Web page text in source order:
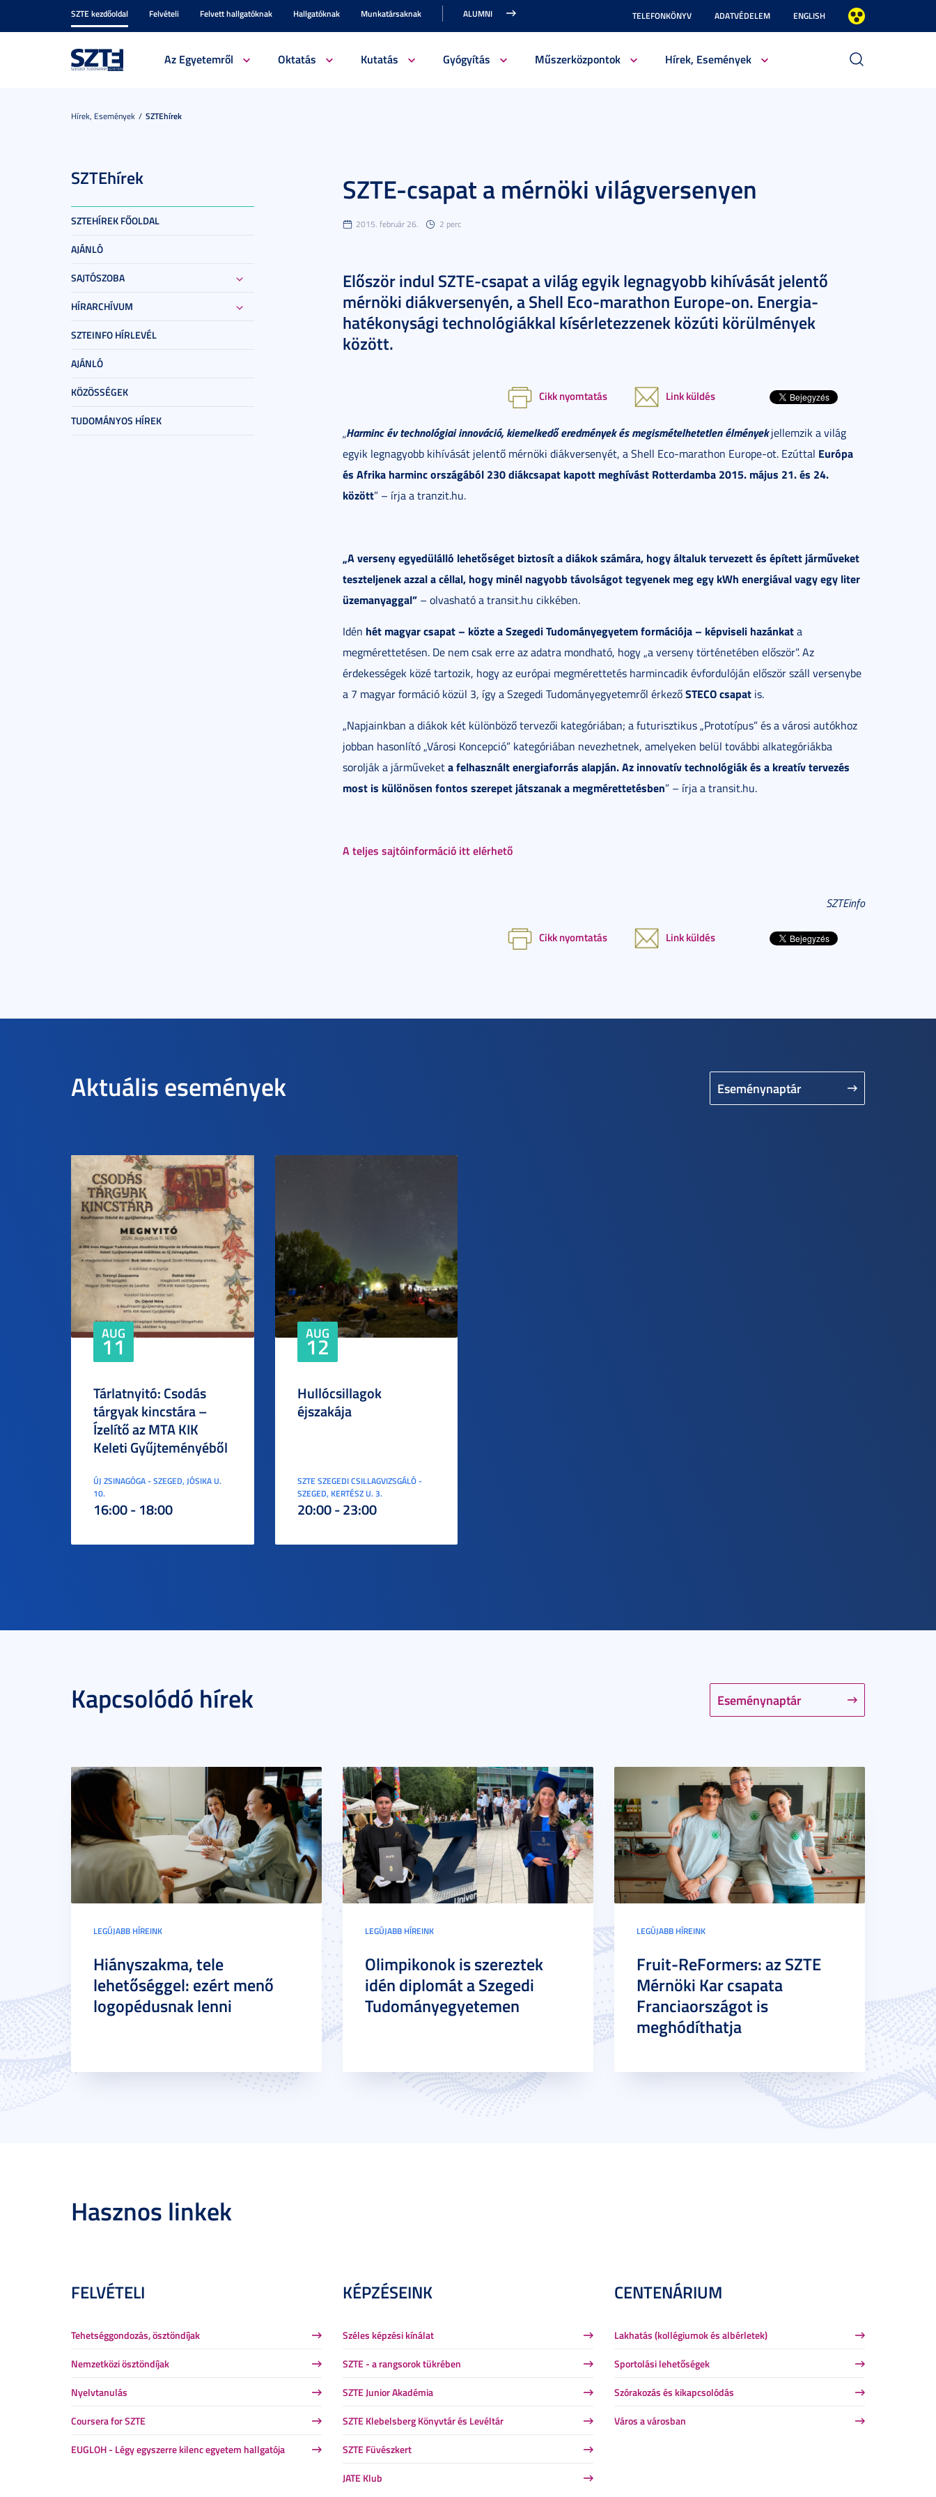
SZTE kezdőoldal Felvételi Felvett hallgatóknak Hallgatóknak Munkatársaknak ALUMNI TELEFONKÖNYV ADATVÉDELEM ENGLISH
Az Egyetemről Oktatás Kutatás Gyógyítás Műszerközpontok Hírek, Események
Hírek, Események SZTEhírek
SZTEhírek
SZTEHÍREK FŐOLDAL
AJÁNLÓ
SAJTÓSZOBA
HÍRARCHÍVUM
SZTEINFO HÍRLEVÉL
AJÁNLÓ
KÖZÖSSÉGEK
TUDOMÁNYOS HÍREK
SZTE-csapat a mérnöki világversenyen
2015. február 26. 2 perc
Először indul SZTE-csapat a világ egyik legnagyobb kihívását jelentő
mérnöki diákversenyén, a Shell Eco-marathon Europe-on. Energia-
hatékonysági technológiákkal kísérletezzenek közúti körülmények
között.
Cikk nyomtatás Link küldés
„Harminc év technológiai innováció, kiemelkedő eredmények és megismételhetetlen élményekjellemzik a világ
egyik legnagyobb kihívását jelentő mérnöki diákversenyét, a Shell Eco-marathon Europe-ot. Ezúttal Európa
és Afrika harminc országából 230 diákcsapat kapott meghívást Rotterdamba 2015. május 21. és 24.
között” – írja a tranzit.hu.
„A verseny egyedülálló lehetőséget biztosít a diákok számára, hogy általuk tervezett és épített járműveket
teszteljenek azzal a céllal, hogy minél nagyobb távolságot tegyenek meg egy kWh energiával vagy egy liter
üzemanyaggal” – olvasható a transit.hu cikkében.
Idén hét magyar csapat – közte a Szegedi Tudományegyetem formációja – képviseli hazánkata
megmérettetésen. De nem csak erre az adatra mondható, hogy „a verseny történetében először”. Az
érdekességek közé tartozik, hogy az európai megmérettetés harmincadik évfordulóján először száll versenybe
a 7 magyar formáció közül 3, így a Szegedi Tudományegyetemről érkezőSTECO csapat is.
„Napjainkban a diákok két különböző tervezői kategóriában; a futurisztikus „Prototípus” és a városi autókhoz
jobban hasonlító „Városi Koncepció” kategóriában nevezhetnek, amelyeken belül további alkategóriákba
sorolják a járműveketa felhasznált energiaforrás alapján. Az innovatív technológiák és a kreatív tervezés
most is különösen fontos szerepet játszanak a megmérettetésben” – írja a transit.hu.
A teljes sajtóinformáció itt elérhető
SZTEinfo
Cikk nyomtatás Link küldés
Aktuális események Eseménynaptár
AUG
11
Tárlatnyitó: Csodás
tárgyak kincstára –
Ízelítő az MTA KIK
Keleti Gyűjteményéből
ÚJ ZSINAGÓGA - SZEGED, JÓSIKA U.
10.
16:00 - 18:00
AUG
12
Hullócsillagok
éjszakája
SZTE SZEGEDI CSILLAGVIZSGÁLÓ -
SZEGED, KERTÉSZ U. 3.
20:00 - 23:00
Kapcsolódó hírek Eseménynaptár
LEGÚJABB HÍREINK
Hiányszakma, tele
lehetőséggel: ezért menő
logopédusnak lenni
LEGÚJABB HÍREINK
Olimpikonok is szereztek
idén diplomát a Szegedi
Tudományegyetemen
LEGÚJABB HÍREINK
Fruit-ReFormers: az SZTE
Mérnöki Kar csapata
Franciaországot is
meghódíthatja
Hasznos linkek
FELVÉTELI
Tehetséggondozás, ösztöndíjak
Nemzetközi ösztöndíjak
Nyelvtanulás
Coursera for SZTE
EUGLOH - Légy egyszerre kilenc egyetem hallgatója
KÉPZÉSEINK
Széles képzési kínálat
SZTE - a rangsorok tükrében
SZTE Junior Akadémia
SZTE Klebelsberg Könyvtár és Levéltár
SZTE Füvészkert
JATE Klub
CENTENÁRIUM
Lakhatás (kollégiumok és albérletek)
Sportolási lehetőségek
Szórakozás és kikapcsolódás
Város a városban